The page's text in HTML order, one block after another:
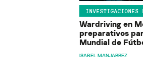
INVESTIGACIONES
Wardriving en
preparativos
Mundial de
ISABEL MANJARREZ